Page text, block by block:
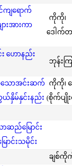
ကျရောက်
းအားကာ
ကိုကို၊
ဒေါက်တ
ဟောနည်း
ဘုန်းက
သောအင်းဆက်
ကွယ်နှိမ်နှင်းနည်း
ကိုကို၊
(စိုက်ပျိုး
ဆည်မြောင်း
ောင်းသမိုင်း
ချစ်ကို